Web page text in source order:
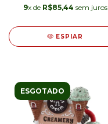
9x de R$85,44 sem juros
ESPIAR
ESGOTADO